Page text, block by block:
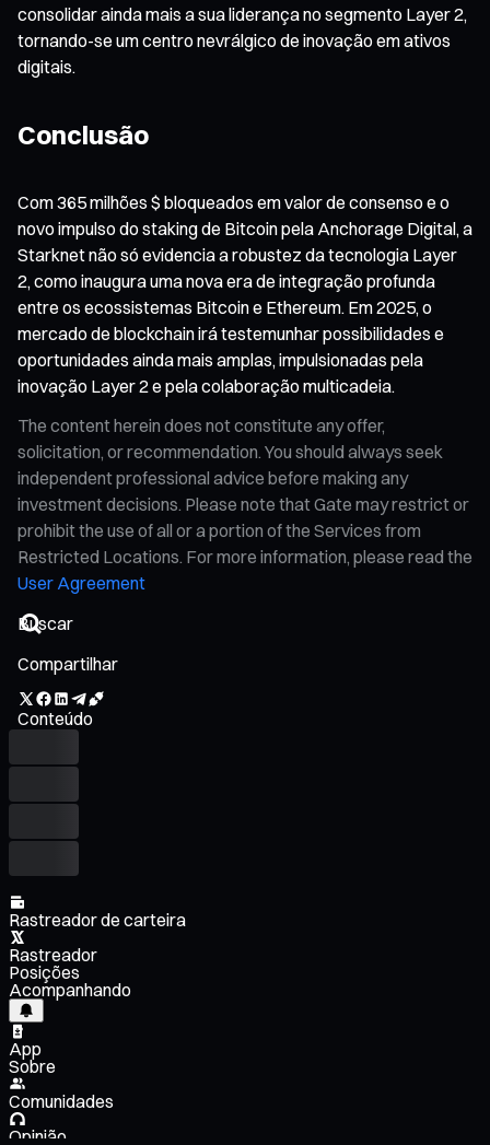
consolidar ainda mais a sua liderança no segmento Layer 2,
tornando-se um centro nevrálgico de inovação em ativos
digitais.
Conclusão
Com 365 milhões $ bloqueados em valor de consenso e o
novo impulso do staking de Bitcoin pela Anchorage Digital, a
Starknet não só evidencia a robustez da tecnologia Layer
2, como inaugura uma nova era de integração profunda
entre os ecossistemas Bitcoin e Ethereum. Em 2025, o
mercado de blockchain irá testemunhar possibilidades e
oportunidades ainda mais amplas, impulsionadas pela
inovação Layer 2 e pela colaboração multicadeia.
The content herein does not constitute any offer,
solicitation, or recommendation. You should always seek
independent professional advice before making any
investment decisions. Please note that Gate may restrict or
prohibit the use of all or a portion of the Services from
Restricted Locations. For more information, please read the
User Agreement
Compartilhar
Conteúdo
Rastreador de carteira
Rastreador
Posições
Acompanhando
App
Sobre
Comunidades
Opinião